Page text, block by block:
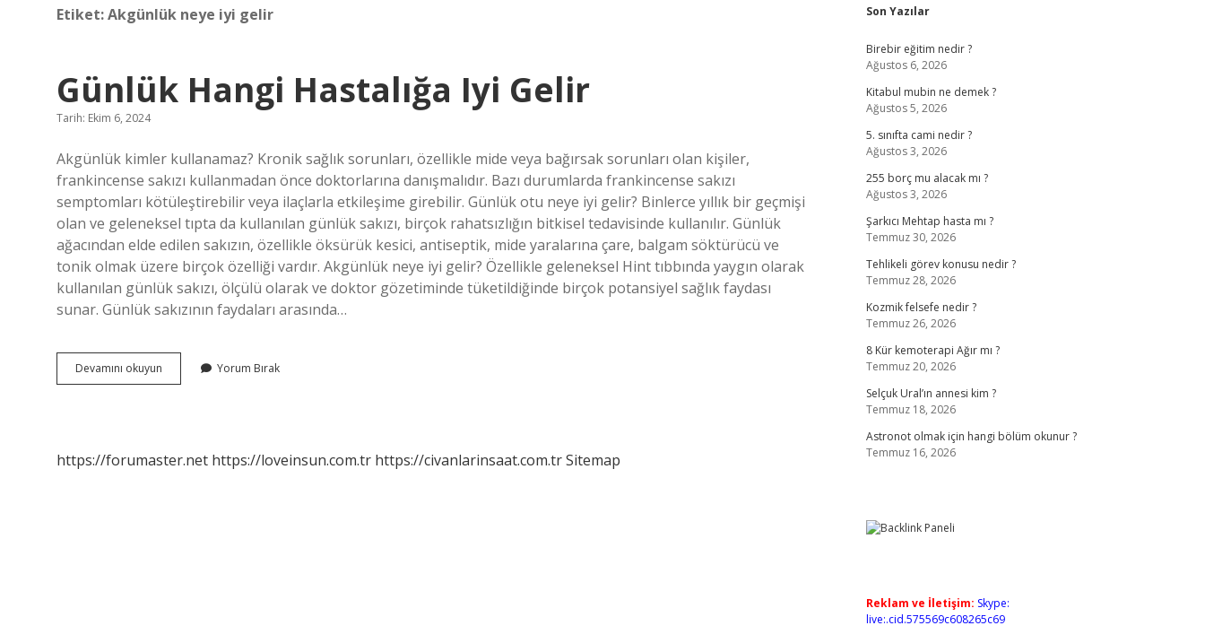
Etiket:Akgünlük neye iyi gelir
Günlük Hangi Hastalığa Iyi Gelir
Tarih: Ekim 6, 2024
Akgünlük kimler kullanamaz? Kronik sağlık sorunları, özellikle mide veya bağırsak sorunları olan kişiler,
frankincense sakızı kullanmadan önce doktorlarına danışmalıdır. Bazı durumlarda frankincense sakızı
semptomları kötüleştirebilir veya ilaçlarla etkileşime girebilir. Günlük otu neye iyi gelir? Binlerce yıllık bir geçmişi
olan ve geleneksel tıpta da kullanılan günlük sakızı, birçok rahatsızlığın bitkisel tedavisinde kullanılır. Günlük
ağacından elde edilen sakızın, özellikle öksürük kesici, antiseptik, mide yaralarına çare, balgam söktürücü ve
tonik olmak üzere birçok özelliği vardır. Akgünlük neye iyi gelir? Özellikle geleneksel Hint tıbbında yaygın olarak
kullanılan günlük sakızı, ölçülü olarak ve doktor gözetiminde tüketildiğinde birçok potansiyel sağlık faydası
sunar. Günlük sakızının faydaları arasında…
Devamını okuyun
Hangi
Yorum Bırak
https://forumaster.net https://loveinsun.com.tr https://civanlarinsaat.com.trSitemap
Sidebar
Son Yazılar
Birebir eğitim nedir ?
Ağustos 6, 2026
Kitabul mubin ne demek ?
Ağustos 5, 2026
5. sınıfta cami nedir ?
Ağustos 3, 2026
255 borç mu alacak mı ?
Ağustos 3, 2026
Şarkıcı Mehtap hasta mı ?
Temmuz 30, 2026
Tehlikeli görev konusu nedir ?
Temmuz 28, 2026
Kozmik felsefe nedir ?
Temmuz 26, 2026
8 Kür kemoterapi Ağır mı ?
Temmuz 20, 2026
Selçuk Ural’ın annesi kim ?
Temmuz 18, 2026
Astronot olmak için hangi bölüm okunur ?
Temmuz 16, 2026
Reklam ve İletişim: Skype:
live:.cid.575569c608265c69
https://betci.co/